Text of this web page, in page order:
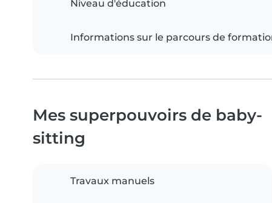
Niveau d'éducation
Informations sur le parcours de
Mes superpouvoirs de baby-
sitting
Travaux manuels